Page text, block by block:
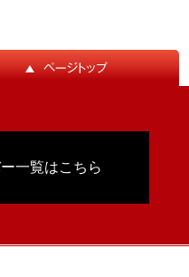
一覧はこちら